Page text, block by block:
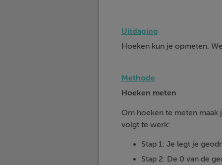
Uitdaging
Hoeken kun je opmeten.
Methode
Hoeken meten
Om hoeken te meten maak
volgt te werk:
Stap 1: Je legt je
Stap 2: De 0 van de